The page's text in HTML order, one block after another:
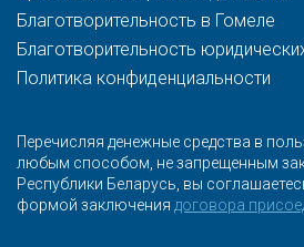
Благотворительность в Гомеле
Благотворительность
Политика конфиденциальности
Перечисляя денежные средства в
любым способом, не запрещенным
Республики Беларусь, вы
формой заключения договора